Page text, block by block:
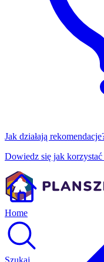
Jak działają
Dowiedz się jak
Home
Szukaj